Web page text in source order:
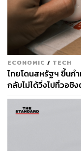
จากอันตราย
4 ตุลาคม 2020
ดร.คอนลีย์ เปิด
ยาสเตียรอยด์
ทรัมป์ หลังจาก
เลือดของเขาล
ยืนยันว่าอากา
โดย ดร.คอนลีย์
ออกซิเจนในเ
เสาร์ และยืนยั
ECONOMIC / TECH
ไทยโดนสหรัฐฯ ขึ้นก
กลับไม่ได้วิ่งไปที่วอชิ
ราคาถูกที่ทะลักจน